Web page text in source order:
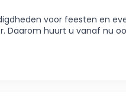
voor feesten en
Daarom huurt u vanaf nu